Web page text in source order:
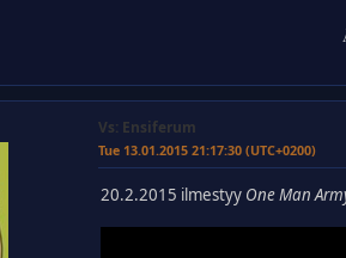
Vs: Ensiferum
Tue 13.01.2015 21:17:30 (UTC+0200)
20.2.2015 ilmestyy One Man